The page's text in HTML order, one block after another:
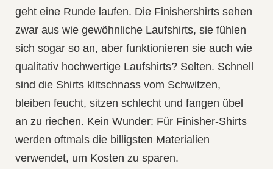
geht eine Runde laufen. Die Finishershirts sehen
zwar aus wie gewöhnliche Laufshirts, sie fühlen
sich sogar so an, aber funktionieren sie auch wie
qualitativ hochwertige Laufshirts? Selten. Schnell
sind die Shirts klitschnass vom Schwitzen,
bleiben feucht, sitzen schlecht und fangen übel
an zu riechen. Kein Wunder: Für Finisher‑Shirts
werden oftmals die billigsten Materialien
verwendet, um Kosten zu sparen.